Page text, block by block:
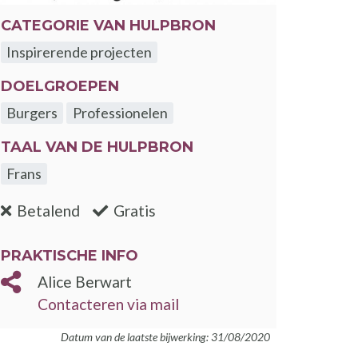
CATEGORIE VAN HULPBRON
Inspirerende projecten
DOELGROEPEN
Burgers
Professionelen
TAAL VAN DE HULPBRON
Frans
Betalend :nee Gratis
PRAKTISCHE INFO
Alice Berwart
Contacteren via mail
Datum van de laatste bijwerking: 31/08/2020